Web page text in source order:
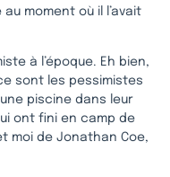
moment où il l’avait
à l’époque. Eh bien,
sont les pessimistes
piscine dans leur
ont fini en camp de
moi de Jonathan Coe,